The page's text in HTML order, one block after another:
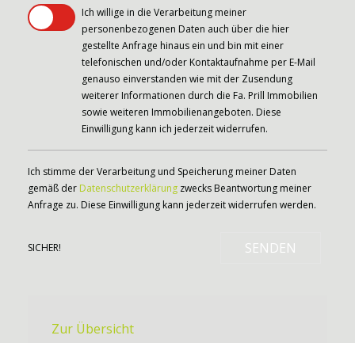
Ich willige in die Verarbeitung meiner
personenbezogenen Daten auch über die hier
gestellte Anfrage hinaus ein und bin mit einer
telefonischen und/oder Kontaktaufnahme per E-Mail
genauso einverstanden wie mit der Zusendung
weiterer Informationen durch die Fa. Prill Immobilien
sowie weiteren Immobilienangeboten. Diese
Einwilligung kann ich jederzeit widerrufen.
Ich stimme der Verarbeitung und Speicherung meiner Daten
gemäß der Datenschutzerklärung zwecks Beantwortung meiner
Anfrage zu. Diese Einwilligung kann jederzeit widerrufen werden.
SICHER! SENDEN
Zur Übersicht